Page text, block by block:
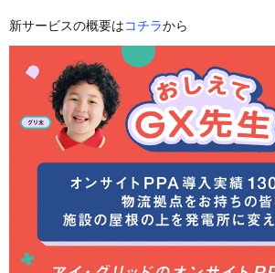
新サービスの概要はコチラから